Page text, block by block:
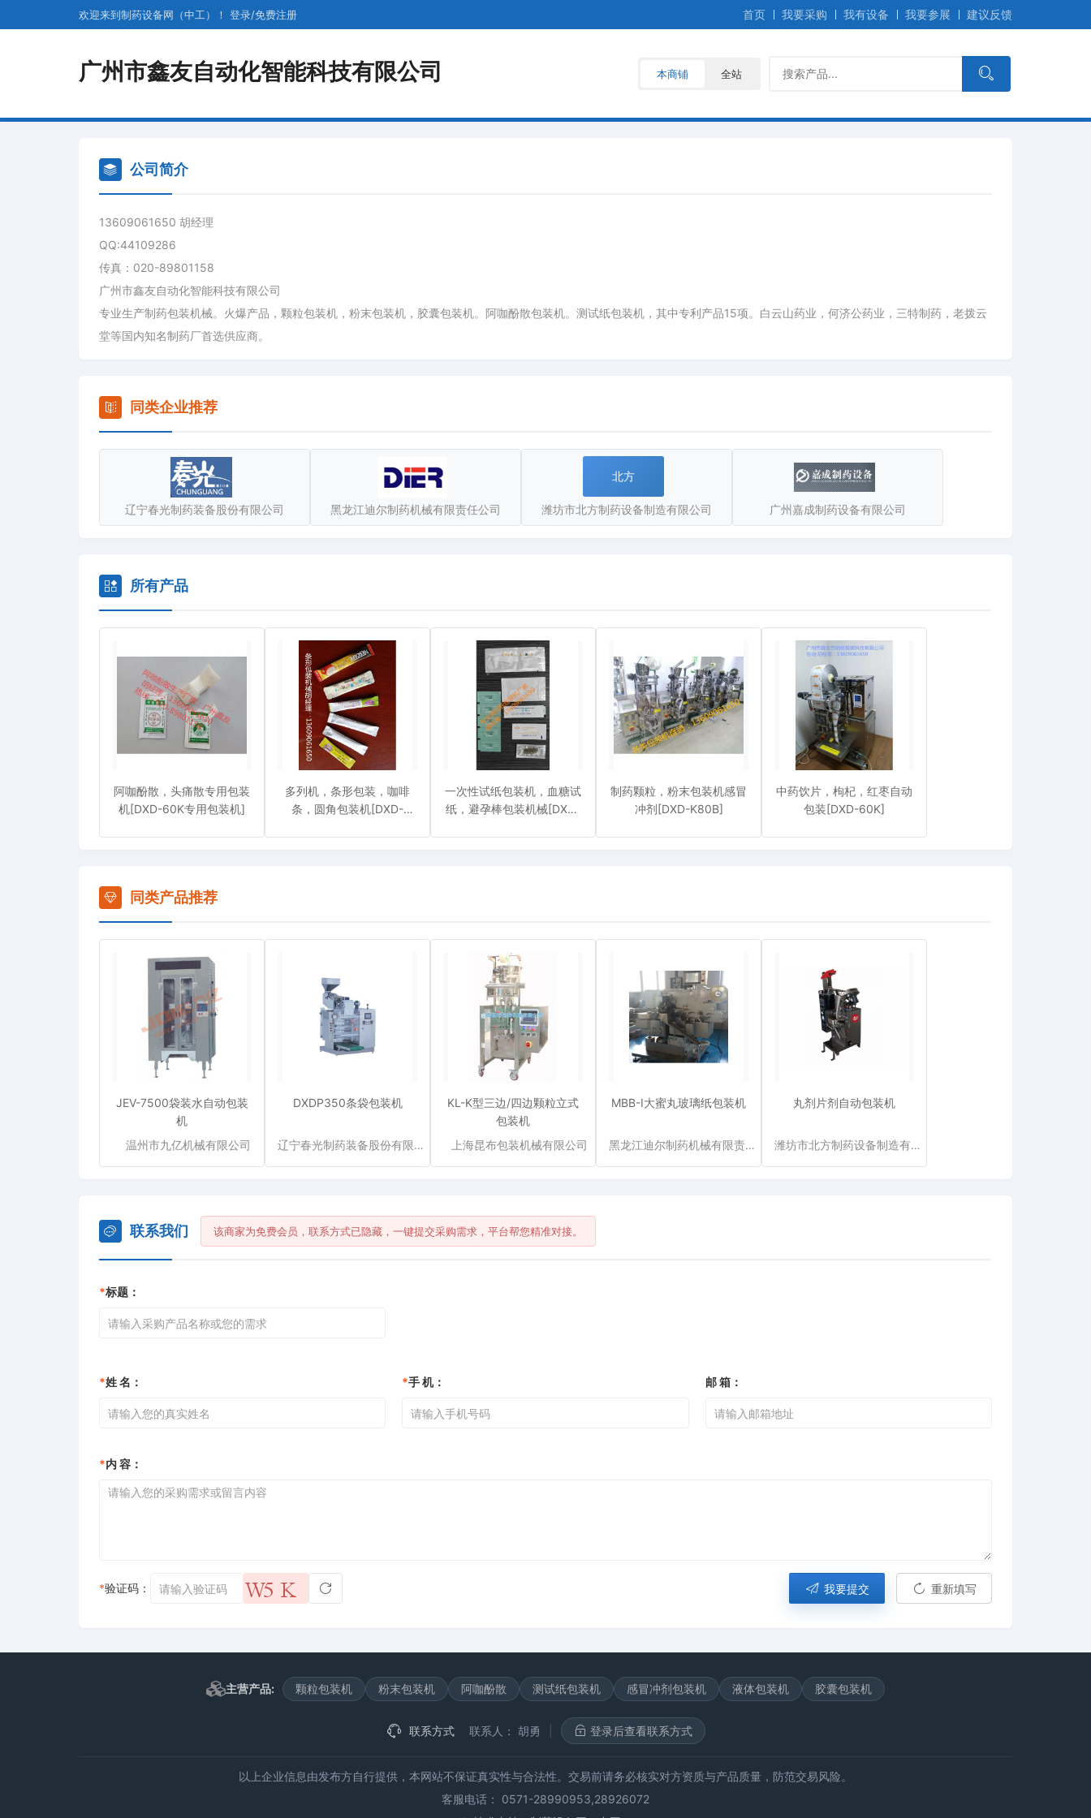
欢迎来到制药设备网（中工）！ 登录/免费注册 首页 我要采购 我有设备 我要参展 建议反馈
广州市鑫友自动化智能科技有限公司 本商铺 全站
公司简介
13609061650 胡经理
QQ:44109286
传真：020-89801158
广州市鑫友自动化智能科技有限公司
专业生产制药包装机械。火爆产品，颗粒包装机，粉末包装机，胶囊包装机。阿咖酚散包装机。测试纸包装机，其中专利产品15项。白云山药业，何济公药业，三特制药，老拨云
堂等国内知名制药厂首选供应商。
同类企业推荐
辽宁春光制药装备股份有限公司 黑龙江迪尔制药机械有限责任公司
北方
潍坊市北方制药设备制造有限公司 广州嘉成制药设备有限公司
所有产品
阿咖酚散，头痛散专用包装
机[DXD-60K专用包装机]
多列机，条形包装，咖啡
条，圆角包装机[DXD-
一次性试纸包装机，血糖试
纸，避孕棒包装机械[DXD-
制药颗粒，粉末包装机感冒
冲剂[DXD-K80B]
中药饮片，枸杞，红枣自动
包装[DXD-60K]
同类产品推荐
JEV-7500袋装水自动包装
机
温州市九亿机械有限公司
DXDP350条袋包装机
辽宁春光制药装备股份有限公司
KL-K型三边/四边颗粒立式
包装机
上海昆布包装机械有限公司
MBB-I大蜜丸玻璃纸包装机
黑龙江迪尔制药机械有限责任公司
丸剂片剂自动包装机
潍坊市北方制药设备制造有限公司
联系我们 该商家为免费会员，联系方式已隐藏，一键提交采购需求，平台帮您精准对接。
*标题：
*姓 名： *手 机： 邮 箱：
*内 容：
*验证码： 我要提交 重新填写
主营产品: 颗粒包装机 粉末包装机 阿咖酚散 测试纸包装机 感冒冲剂包装机 液体包装机 胶囊包装机
联系方式 联系人： 胡勇 登录后查看联系方式
以上企业信息由发布方自行提供，本网站不保证真实性与合法性。交易前请务必核实对方资质与产品质量，防范交易风险。
客服电话： 0571-28990953,28926072